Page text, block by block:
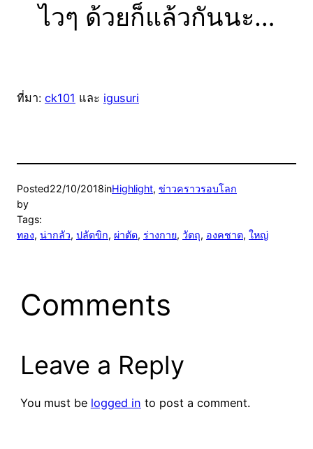
ไวๆ ด้วยก็แล้วกันนะ…
ที่มา: ck101 และ igusuri
Posted22/10/2018inHighlight, ข่าวคราวรอบโลก
by
Tags:
ทอง, น่ากลัว, ปลัดขิก, ผ่าตัด, ร่างกาย, วัตถุ, องคชาต, ใหญ่
Comments
Leave a Reply
You must be logged in to post a comment.